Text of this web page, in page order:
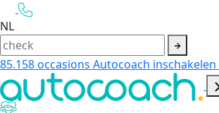
NL
85.158occasions Autocoach inschakelen